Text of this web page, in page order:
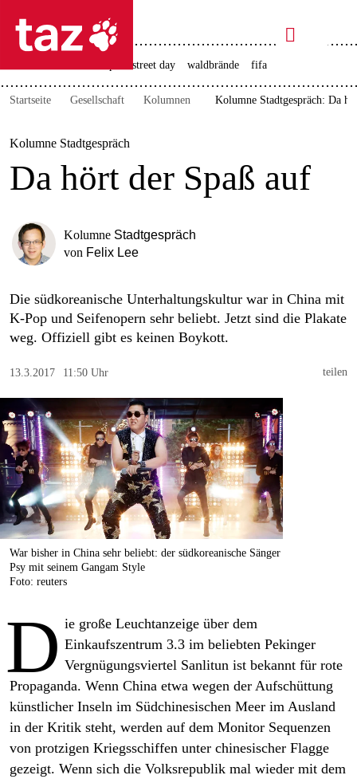
 taz zahl ich
taz zahl ich
themen
politik
gesellschaft
sport
nord
wahrheit
verlag
verlag
veranstaltungen
shop
unterstützen
genossenschaft

taz zahl ich
christopher street day waldbrände fifa
Startseite Gesellschaft Kolumnen Kolumne Stadtgespräch: Da
Kolumne Stadtgespräch
Da hört der Spaß auf
Kolumne Stadtgespräch
von Felix Lee
Die südkoreanische Unterhaltungskultur war in China mit
K-Pop und Seifenopern sehr beliebt. Jetzt sind die Plakate
weg. Offiziell gibt es keinen Boykott.
13.3.2017 11:50 Uhr teilen
War bisher in China sehr beliebt: der südkoreanische Sänger
Psy mit seinem Gangam Style
Foto: reuters
D ie große Leuchtanzeige über dem
Einkaufszentrum 3.3 im beliebten Pekinger
Vergnügungsviertel Sanlitun ist bekannt für rote
Propaganda. Wenn China etwa wegen der Aufschüttung
künstlicher Inseln im Süd­chinesischen Meer im Ausland
in der Kritik steht, werden auf dem Monitor Sequenzen
von protzigen Kriegsschiffen unter chinesischer Flagge
gezeigt. Wenn sich die Volksrepublik mal wieder mit dem